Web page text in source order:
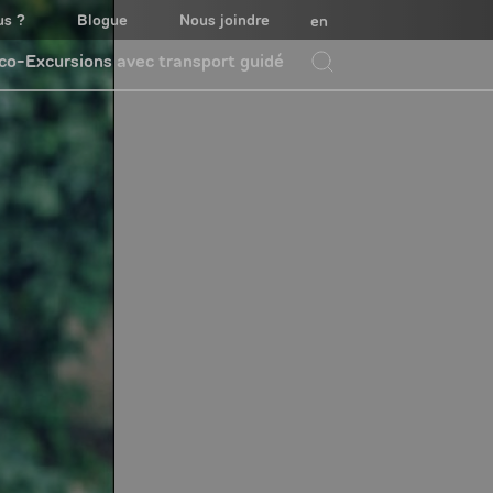
? Blogue Nous joindre en
Excursions avec transport guidé